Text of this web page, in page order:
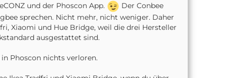
und der Phoscon App.
Der Conbee
sprechen. Nicht mehr, nicht weniger. Daher
Xiaomi und Hue Bridge, weil die drei Hersteller
ausgestattet sind.
Phoscon nichts verloren.